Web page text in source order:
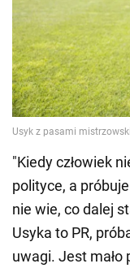
"Kiedy człowiek
polityce, a
nie wie, co dalej
Usyka to PR,
uwagi. Jest mało